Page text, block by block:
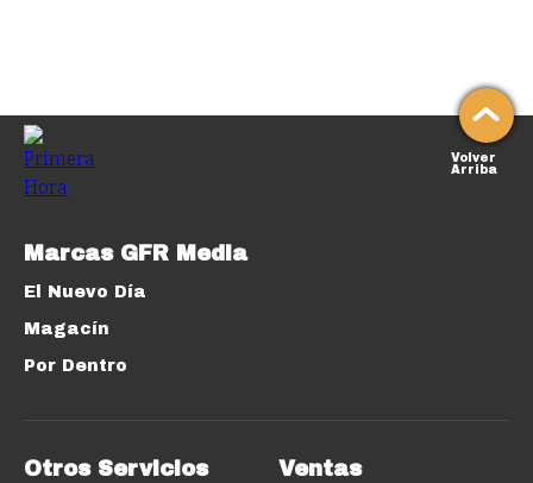
Volver
Arriba
Marcas GFR Media
El Nuevo Día
Magacín
Por Dentro
Otros Servicios Ventas